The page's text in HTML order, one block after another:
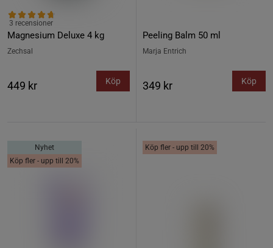
Magnesium Deluxe 4 kg
3 recensioner
Zechsal
449 kr Köp
Peeling Balm 50 ml
Marja Entrich
349 kr Köp
Nyhet
Köp fler - upp till 20%
Köp fler - upp till 20%